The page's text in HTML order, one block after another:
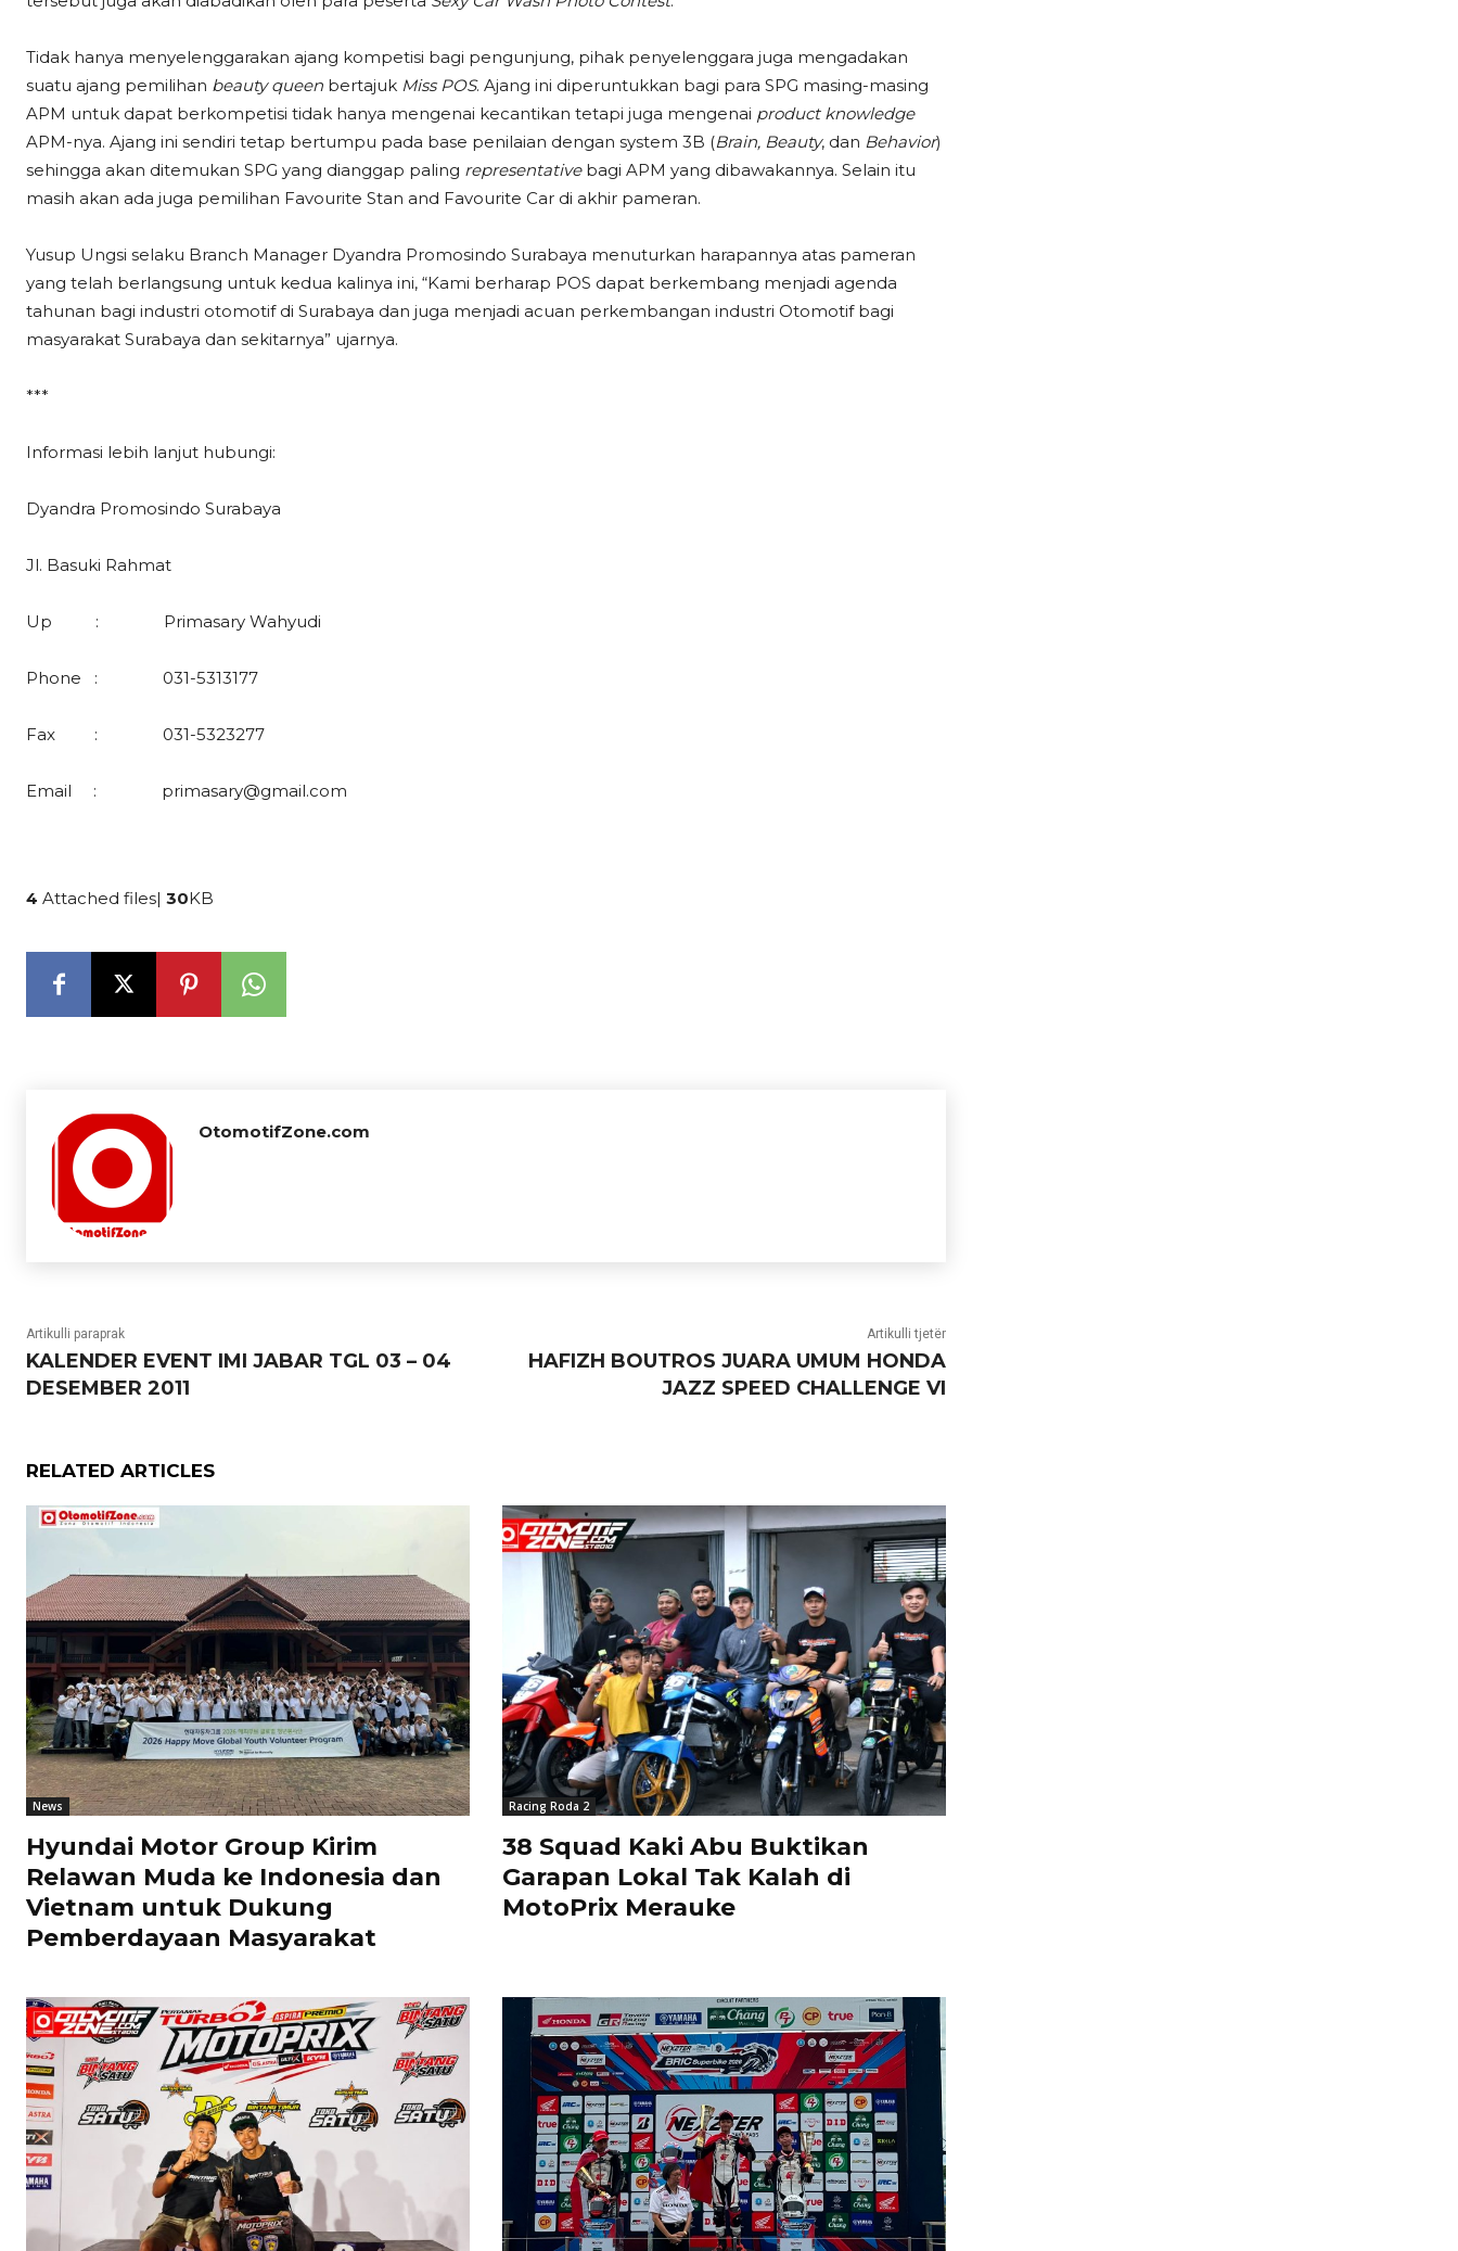
Tidak hanya menyelenggarakan ajang kompetisi bagi pengunjung, pihak penyelenggara juga mengadakan
suatu ajang pemilihan beauty queen bertajuk Miss POS. Ajang ini diperuntukkan bagi para SPG masing-masing
APM untuk dapat berkompetisi tidak hanya mengenai kecantikan tetapi juga mengenai product knowledge
APM-nya. Ajang ini sendiri tetap bertumpu pada base penilaian dengan system 3B (Brain, Beauty, dan Behavior)
sehingga akan ditemukan SPG yang dianggap paling representativebagi APM yang dibawakannya. Selain itu
masih akan ada juga pemilihan Favourite Stan and Favourite Car di akhir pameran.
Yusup Ungsi selaku Branch Manager Dyandra Promosindo Surabaya menuturkan harapannya atas pameran
yang telah berlangsung untuk kedua kalinya ini, “Kami berharap POS dapat berkembang menjadi agenda
tahunan bagi industri otomotif di Surabaya dan juga menjadi acuan perkembangan industri Otomotif bagi
masyarakat Surabaya dan sekitarnya” ujarnya.
***
Informasi lebih lanjut hubungi:
Dyandra Promosindo Surabaya
Jl. Basuki Rahmat
Up : Primasary Wahyudi
Phone : 031-5313177
Fax : 031-5323277
Email : primasary@gmail.com
4 Attached files| 30KB
OtomotifZone.com
Artikulli paraprak
KALENDER EVENT IMI JABAR TGL 03 – 04
DESEMBER 2011
Artikulli tjetër
HAFIZH BOUTROS JUARA UMUM HONDA
JAZZ SPEED CHALLENGE VI
RELATED ARTICLES
News
Hyundai Motor Group Kirim
Relawan Muda ke Indonesia dan
Vietnam untuk Dukung
Pemberdayaan Masyarakat
Racing Roda 2
38 Squad Kaki Abu Buktikan
Garapan Lokal Tak Kalah di
MotoPrix Merauke